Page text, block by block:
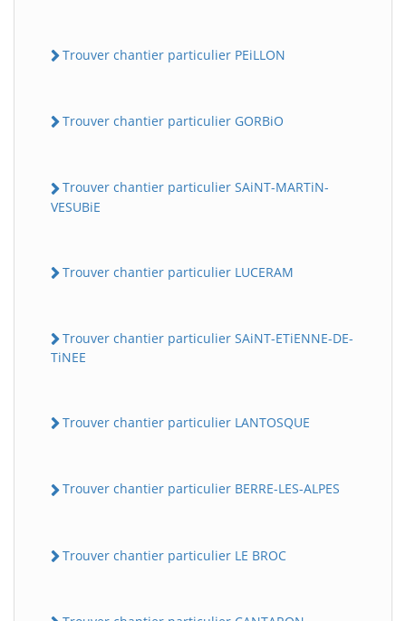
Trouver chantier particulier PEiLLON
Trouver chantier particulier GORBiO
Trouver chantier particulier SAiNT-MARTiN-
VESUBiE
Trouver chantier particulier LUCERAM
Trouver chantier particulier SAiNT-ETiENNE-DE-
TiNEE
Trouver chantier particulier LANTOSQUE
Trouver chantier particulier BERRE-LES-ALPES
Trouver chantier particulier LE BROC